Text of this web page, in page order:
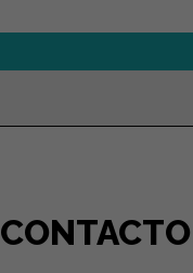
CONTACTO